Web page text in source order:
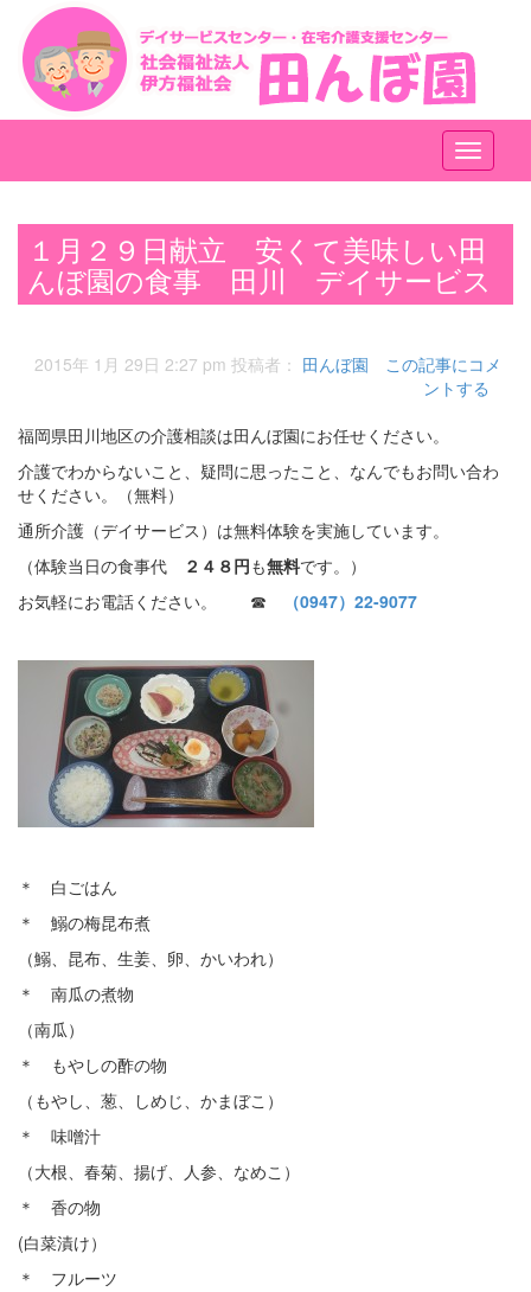
メ
ニ
ー
１月２９日献立 安くて美味しい田
んぼ園の食事 田川 デイサービス
2015年 1月 29日 2:27 pm 投稿者： 田んぼ園
この記事にコメ
ントする
福岡県田川地区の介護相談は田んぼ園にお任せください。
介護でわからないこと、疑問に思ったこと、なんでもお問い合わ
せください。（無料）
通所介護（デイサービス）は無料体験を実施しています。
（体験当日の食事代
２４８円も無料です。）
お気軽にお電話ください。 ☎
（0947）22-9077
＊ 白ごはん
＊ 鰯の梅昆布煮
（鰯、昆布、生姜、卵、かいわれ）
＊ 南瓜の煮物
（南瓜）
＊ もやしの酢の物
（もやし、葱、しめじ、かまぼこ）
＊ 味噌汁
（大根、春菊、揚げ、人参、なめこ）
＊ 香の物
(白菜漬け）
＊ フルーツ